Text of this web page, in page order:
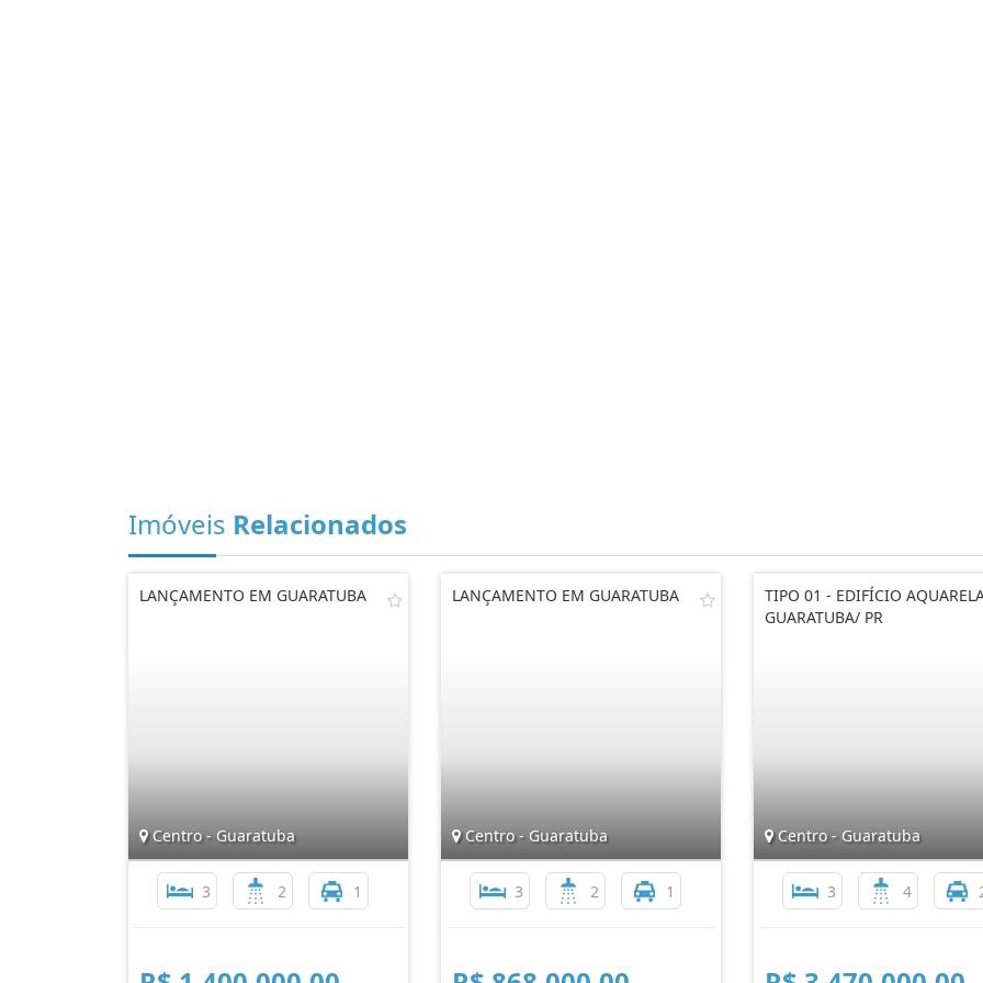
Imóveis Relacionados
LANÇAMENTO EM GUARATUBA
Centro - Guaratuba
3 2 1
LANÇAMENTO EM GUARATUBA
Centro - Guaratuba
3 2 1
TIPO 01 - EDIFÍCIO
GUARATUBA/ PR
Centro - Guaratuba
3 4